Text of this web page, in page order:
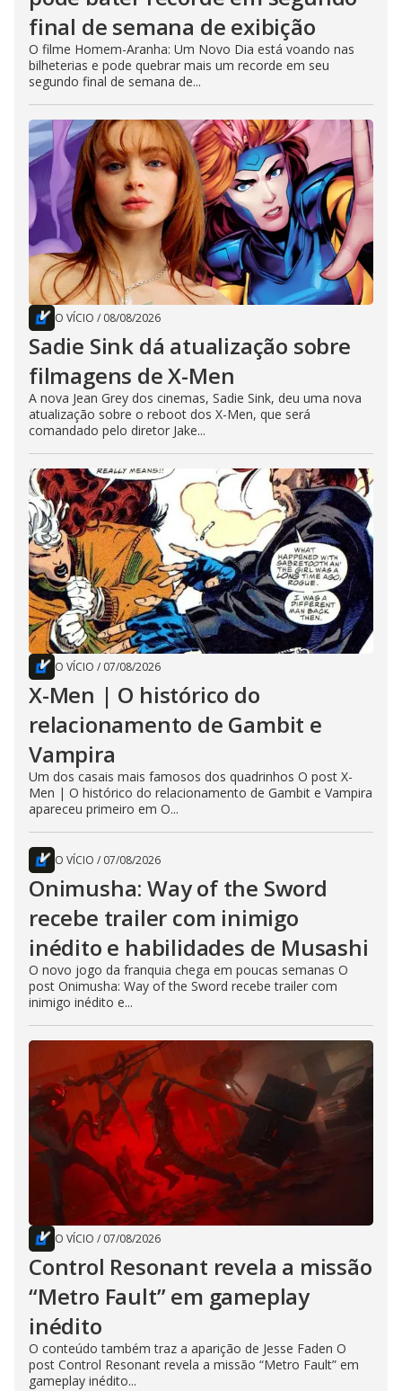
final de semana de exibição
O filme Homem-Aranha: Um Novo Dia está voando nas
bilheterias e pode quebrar mais um recorde em seu
segundo final de semana de...
O VÍCIO / 08/08/2026
Sadie Sink dá atualização sobre
filmagens de X-Men
A nova Jean Grey dos cinemas, Sadie Sink, deu uma nova
atualização sobre o reboot dos X-Men, que será
comandado pelo diretor Jake...
O VÍCIO / 07/08/2026
X-Men | O histórico do
relacionamento de Gambit e
Vampira
Um dos casais mais famosos dos quadrinhos O post X-
Men | O histórico do relacionamento de Gambit e Vampira
apareceu primeiro em O...
O VÍCIO / 07/08/2026
Onimusha: Way of the Sword
recebe trailer com inimigo
inédito e habilidades de Musashi
O novo jogo da franquia chega em poucas semanas O
post Onimusha: Way of the Sword recebe trailer com
inimigo inédito e...
O VÍCIO / 07/08/2026
Control Resonant revela a missão
“Metro Fault” em gameplay
inédito
O conteúdo também traz a aparição de Jesse Faden O
post Control Resonant revela a missão “Metro Fault” em
gameplay inédito...